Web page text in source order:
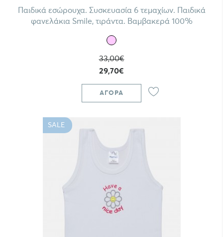
Παιδικά εσώρουχα. Συσκευασία 6 τεμαχίων. Παιδικά
φανελάκια Smile, τιράντα. Βαμβακερά 100%
33,00€
29,70€
ΑΓΟΡΆ
SALE